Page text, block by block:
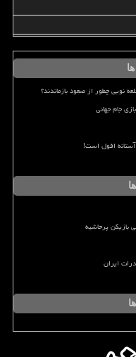
جام جهانی
افول است!
بازیکن پرحاشیه
ایران